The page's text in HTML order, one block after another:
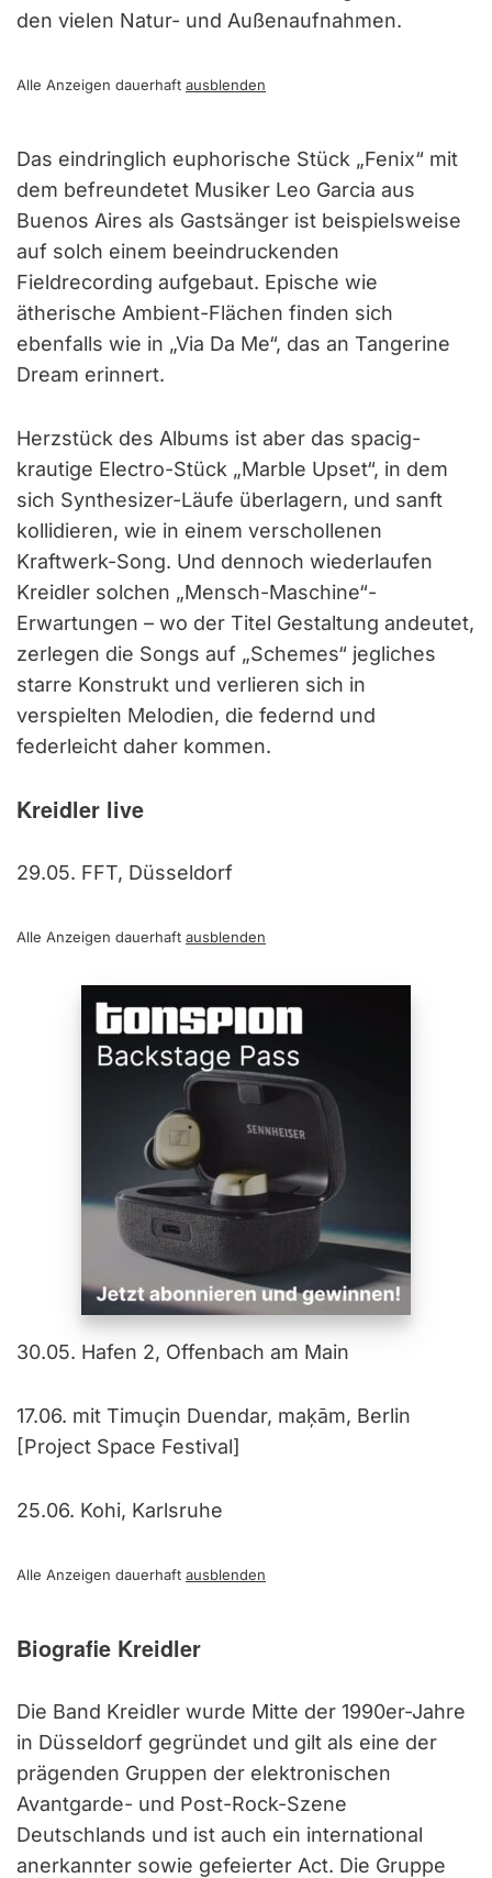
den vielen Natur- und Außenaufnahmen.
Alle Anzeigen dauerhaft ausblenden
Das eindringlich euphorische Stück „Fenix“ mit
dem befreundetet Musiker Leo Garcia aus
Buenos Aires als Gastsänger ist beispielsweise
auf solch einem beeindruckenden
Fieldrecording aufgebaut. Epische wie
ätherische Ambient-Flächen finden sich
ebenfalls wie in „Via Da Me“, das an Tangerine
Dream erinnert.
Herzstück des Albums ist aber das spacig-
krautige Electro-Stück „Marble Upset“, in dem
sich Synthesizer-Läufe überlagern, und sanft
kollidieren, wie in einem verschollenen
Kraftwerk-Song. Und dennoch wiederlaufen
Kreidler solchen „Mensch-Maschine“-
Erwartungen – wo der Titel Gestaltung andeutet,
zerlegen die Songs auf „Schemes“ jegliches
starre Konstrukt und verlieren sich in
verspielten Melodien, die federnd und
federleicht daher kommen.
Kreidler live
29.05. FFT, Düsseldorf
Alle Anzeigen dauerhaft ausblenden
30.05. Hafen 2, Offenbach am Main
17.06. mit Timuçin Duendar, maķām, Berlin
[Project Space Festival]
25.06. Kohi, Karlsruhe
Alle Anzeigen dauerhaft ausblenden
Biografie Kreidler
Die Band Kreidler wurde Mitte der 1990er-Jahre
in Düsseldorf gegründet und gilt als eine der
prägenden Gruppen der elektronischen
Avantgarde- und Post-Rock-Szene
Deutschlands und ist auch ein international
anerkannter sowie gefeierter Act. Die Gruppe